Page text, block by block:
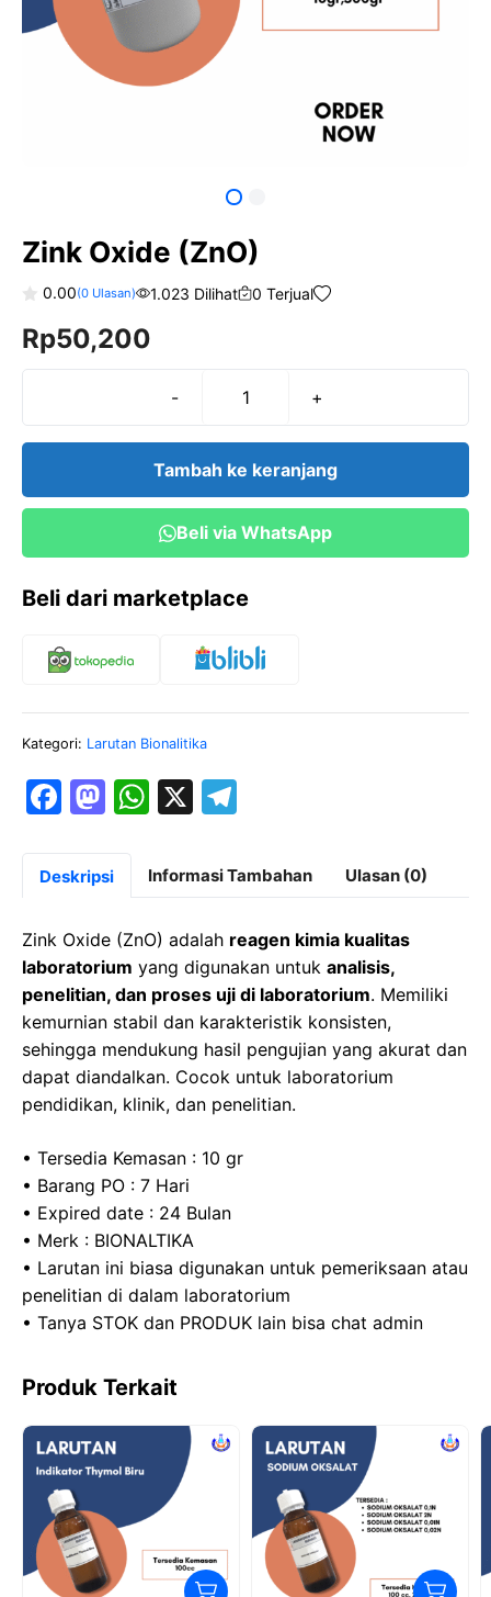
Zink Oxide (ZnO)
o
u
0.00(0Ulasan) 1.023 Dilihat 0 Terjual
Rp50,200
-
Kuantitas
Oxide
+
Tambah ke keranjang
Beli via WhatsApp
Beli dari marketplace
Kategori: Larutan Bionalitika
F
c
b
o
o
k
M
st
d
o
n
W
at
s
A
p
p
X
e
gr
a
m
Deskripsi Informasi Tambahan Ulasan (0)
Zink Oxide (ZnO) adalah reagen kimia kualitas
laboratorium yang digunakan untuk analisis,
penelitian, dan proses uji di laboratorium. Memiliki
kemurnian stabil dan karakteristik konsisten,
sehingga mendukung hasil pengujian yang akurat dan
dapat diandalkan. Cocok untuk laboratorium
pendidikan, klinik, dan penelitian.
• Tersedia Kemasan : 10 gr
• Barang PO : 7 Hari
• Expired date : 24 Bulan
• Merk : BIONALTIKA
• Larutan ini biasa digunakan untuk pemeriksaan atau
penelitian di dalam laboratorium
• Tanya STOK dan PRODUK lain bisa chat admin
Produk Terkait